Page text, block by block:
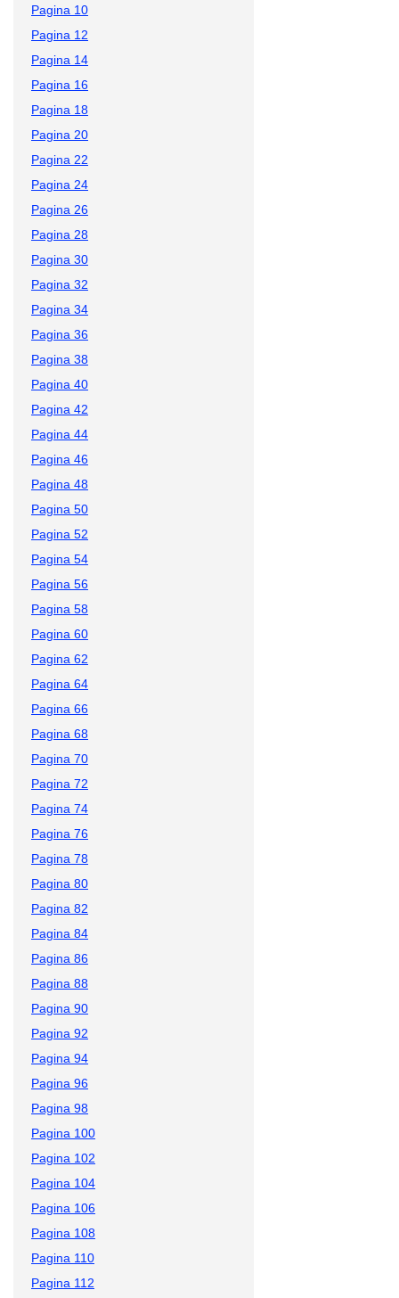
Pagina 10
Pagina 12
Pagina 14
Pagina 16
Pagina 18
Pagina 20
Pagina 22
Pagina 24
Pagina 26
Pagina 28
Pagina 30
Pagina 32
Pagina 34
Pagina 36
Pagina 38
Pagina 40
Pagina 42
Pagina 44
Pagina 46
Pagina 48
Pagina 50
Pagina 52
Pagina 54
Pagina 56
Pagina 58
Pagina 60
Pagina 62
Pagina 64
Pagina 66
Pagina 68
Pagina 70
Pagina 72
Pagina 74
Pagina 76
Pagina 78
Pagina 80
Pagina 82
Pagina 84
Pagina 86
Pagina 88
Pagina 90
Pagina 92
Pagina 94
Pagina 96
Pagina 98
Pagina 100
Pagina 102
Pagina 104
Pagina 106
Pagina 108
Pagina 110
Pagina 112